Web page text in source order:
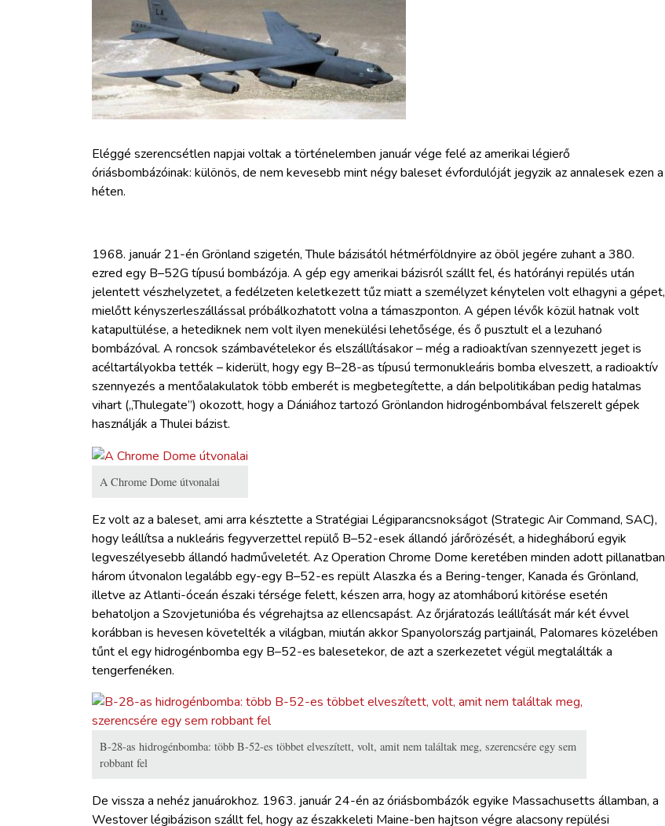
HAJÓZÁS
ARCHÍVUM
WEBSHOP
REGISZTRÁCIÓ
Eléggé szerencsétlen napjai voltak a történelemben január vége felé az amerikai légierő
óriásbombázóinak: különös, de nem kevesebb mint négy baleset évfordulóját jegyzik az annalesek ezen a
héten.
1968. január 21-én Grönland szigetén, Thule bázisától hétmérföldnyire az öböl jegére zuhant a 380.
ezred egy B–52G típusú bombázója. A gép egy amerikai bázisról szállt fel, és hatórányi repülés után
jelentett vészhelyzetet, a fedélzeten keletkezett tűz miatt a személyzet kénytelen volt elhagyni a gépet,
mielőtt kényszerleszállással próbálkozhatott volna a támaszponton. A gépen lévők közül hatnak volt
katapultülése, a hetediknek nem volt ilyen menekülési lehetősége, és ő pusztult el a lezuhanó
bombázóval. A roncsok számbavételekor és elszállításakor – még a radioaktívan szennyezett jeget is
acéltartályokba tették – kiderült, hogy egy B–28-as típusú termonukleáris bomba elveszett, a radioaktív
szennyezés a mentőalakulatok több emberét is megbetegítette, a dán belpolitikában pedig hatalmas
vihart („Thulegate”) okozott, hogy a Dániához tartozó Grönlandon hidrogénbombával felszerelt gépek
használják a Thulei bázist.
A Chrome Dome útvonalai
Ez volt az a baleset, ami arra késztette a Stratégiai Légiparancsnokságot (Strategic Air Command, SAC),
hogy leállítsa a nukleáris fegyverzettel repülő B–52-esek állandó járőrözését, a hidegháború egyik
legveszélyesebb állandó hadműveletét. Az Operation Chrome Dome keretében minden adott pillanatban
három útvonalon legalább egy-egy B–52-es repült Alaszka és a Bering-tenger, Kanada és Grönland,
illetve az Atlanti-óceán északi térsége felett, készen arra, hogy az atomháború kitörése esetén
behatoljon a Szovjetunióba és végrehajtsa az ellencsapást. Az őrjáratozás leállítását már két évvel
korábban is hevesen követelték a világban, miután akkor Spanyolország partjainál, Palomares közelében
tűnt el egy hidrogénbomba egy B–52-es balesetekor, de azt a szerkezetet végül megtalálták a
tengerfenéken.
B-28-as hidrogénbomba: több B-52-es többet elveszített, volt, amit nem találtak meg, szerencsére egy sem
robbant fel
De vissza a nehéz januárokhoz. 1963. január 24-én az óriásbombázók egyike Massachusetts államban, a
Westover légibázison szállt fel, hogy az északkeleti Maine-ben hajtson végre alacsony repülési